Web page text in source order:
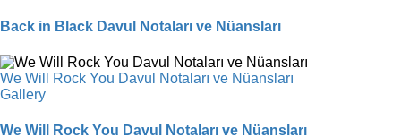
Back in Black Davul Notaları ve Nüansları
We Will Rock You Davul Notaları ve Nüansları
Gallery
We Will Rock You Davul Notaları ve Nüansları